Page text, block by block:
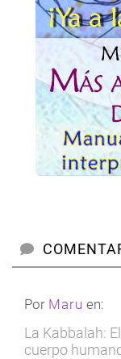
Por Maru en:
La Kabbalah:
cuerpo